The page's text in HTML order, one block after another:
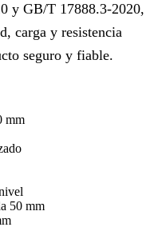
y GB/T 17888.3-2020,
carga y resistencia
seguro y fiable.
mm
50 mm